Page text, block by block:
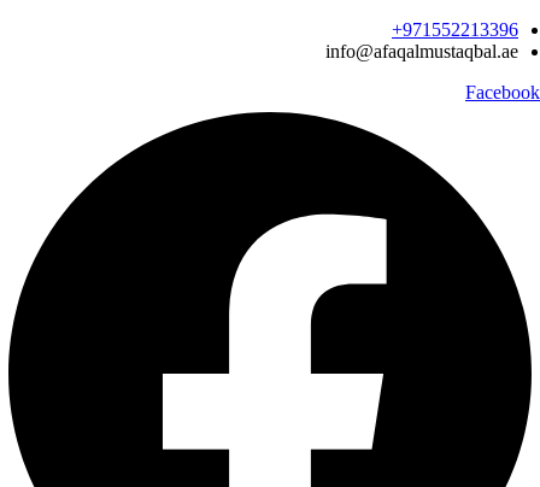
Skip
to
971552213396‬+
info@afaqalmustaqbal.ae
Facebook